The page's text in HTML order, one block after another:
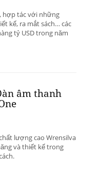
hợp tác với những
kế, ra mắt sách… các
tỷ USD trong năm
âm thanh
lượng cao Wrensilva
và thiết kế trong